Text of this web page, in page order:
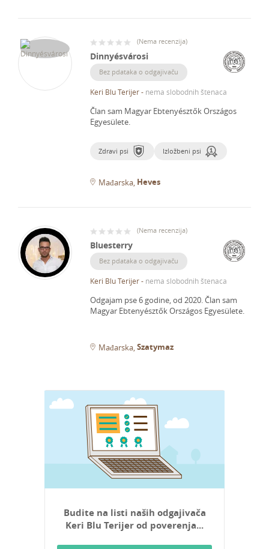
(Nema recenzija)
Dinnyésvárosi
Bez pdataka o odgajivaču
Keri Blu Terijer- nema slobodnih štenaca
Član sam Magyar Ebtenyésztők Országos
Egyesülete.
Zdravi psi Izložbeni psi
Mađarska Heves
(Nema recenzija)
Bluesterry
Bez pdataka o odgajivaču
Keri Blu Terijer- nema slobodnih štenaca
Odgajam pse 6 godine, od 2020.Član sam
Magyar Ebtenyésztők Országos Egyesülete.
Mađarska Szatymaz
Budite na listi naših odgajivača
Keri Blu Terijer od poverenja...